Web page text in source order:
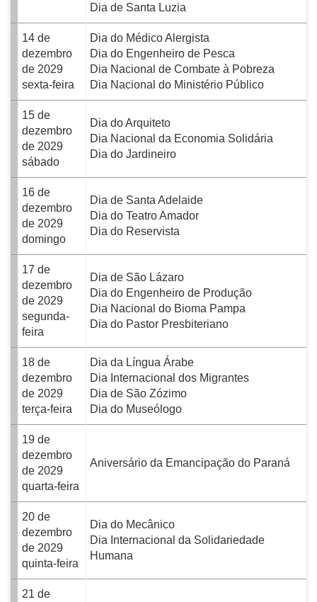
Dia de Santa Luzia
14 de
dezembro
de 2029
sexta-feira
Dia do Médico Alergista
Dia do Engenheiro de Pesca
Dia Nacional de Combate à Pobreza
Dia Nacional do Ministério Público
15 de
dezembro
de 2029
sábado
Dia do Arquiteto
Dia Nacional da Economia Solidária
Dia do Jardineiro
16 de
dezembro
de 2029
domingo
Dia de Santa Adelaide
Dia do Teatro Amador
Dia do Reservista
17 de
dezembro
de 2029
segunda-
feira
Dia de São Lázaro
Dia do Engenheiro de Produção
Dia Nacional do Bioma Pampa
Dia do Pastor Presbiteriano
18 de
dezembro
de 2029
terça-feira
Dia da Língua Árabe
Dia Internacional dos Migrantes
Dia de São Zózimo
Dia do Museólogo
19 de
dezembro
de 2029
quarta-feira
Aniversário da Emancipação do Paraná
20 de
dezembro
de 2029
quinta-feira
Dia do Mecânico
Dia Internacional da Solidariedade
Humana
21 de